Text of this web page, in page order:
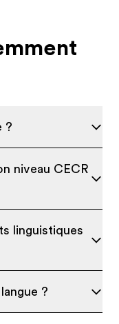
?
niveau CECR
linguistiques
?